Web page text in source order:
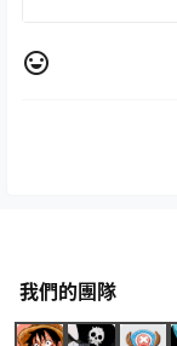
我們的團隊